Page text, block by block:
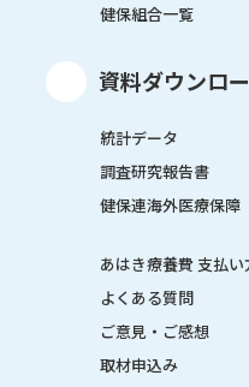
健保組合一覧
資料ダウンロ
統計データ
調査研究報告書
健保連海外医療保障
あはき療養費 支払
よくある質問
ご意見・ご感想
取材申込み